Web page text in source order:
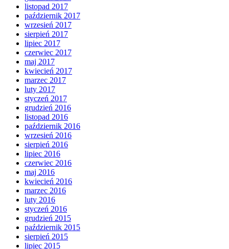
listopad 2017
październik 2017
wrzesień 2017
sierpień 2017
lipiec 2017
czerwiec 2017
maj 2017
kwiecień 2017
marzec 2017
luty 2017
styczeń 2017
grudzień 2016
listopad 2016
październik 2016
wrzesień 2016
sierpień 2016
lipiec 2016
czerwiec 2016
maj 2016
kwiecień 2016
marzec 2016
luty 2016
styczeń 2016
grudzień 2015
październik 2015
sierpień 2015
lipiec 2015